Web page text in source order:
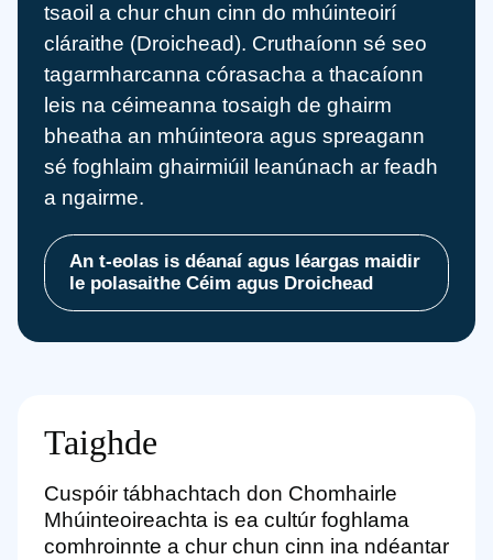
tsaoil a chur chun cinn do mhúinteoirí
cláraithe (Droichead). Cruthaíonn sé seo
tagarmharcanna córasacha a thacaíonn
leis na céimeanna tosaigh de ghairm
bheatha an mhúinteora agus spreagann
sé foghlaim ghairmiúil leanúnach ar feadh
a ngairme.
An t-eolas is déanaí agus léargas maidir
le polasaithe Céim agus Droichead
Taighde
Cuspóir tábhachtach don Chomhairle
Mhúinteoireachta is ea cultúr foghlama
comhroinnte a chur chun cinn ina ndéantar